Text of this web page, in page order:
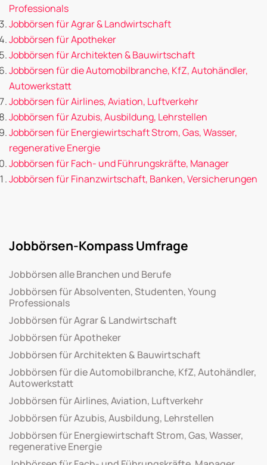
Professionals
Jobbörsen für Agrar & Landwirtschaft
Jobbörsen für Apotheker
Jobbörsen für Architekten & Bauwirtschaft
Jobbörsen für die Automobilbranche, KfZ, Autohändler,
Autowerkstatt
Jobbörsen für Airlines, Aviation, Luftverkehr
Jobbörsen für Azubis, Ausbildung, Lehrstellen
Jobbörsen für Energiewirtschaft Strom, Gas, Wasser,
regenerative Energie
Jobbörsen für Fach- und Führungskräfte, Manager
Jobbörsen für Finanzwirtschaft, Banken, Versicherungen
Jobbörsen-Kompass Umfrage
Jobbörsen alle Branchen und Berufe
Jobbörsen für Absolventen, Studenten, Young
Professionals
Jobbörsen für Agrar & Landwirtschaft
Jobbörsen für Apotheker
Jobbörsen für Architekten & Bauwirtschaft
Jobbörsen für die Automobilbranche, KfZ, Autohändler,
Autowerkstatt
Jobbörsen für Airlines, Aviation, Luftverkehr
Jobbörsen für Azubis, Ausbildung, Lehrstellen
Jobbörsen für Energiewirtschaft Strom, Gas, Wasser,
regenerative Energie